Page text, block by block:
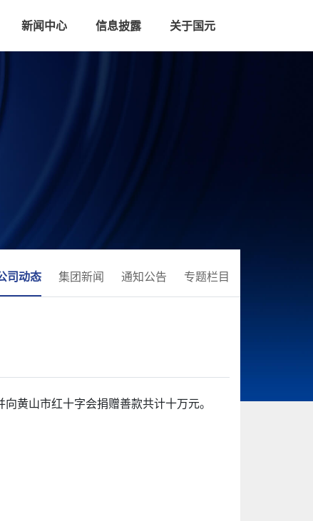
新闻中心 信息披露 关于国元
司动态 集团新闻 通知公告 专题栏目
黄山市红十字会捐赠善款共计十万元。